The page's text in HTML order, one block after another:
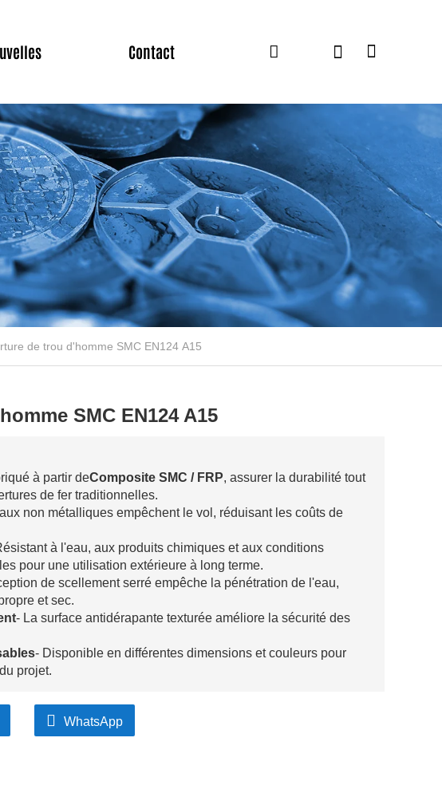
Contact
de trou d'homme SMC EN124 A15
SMC EN124 A15
à partir deComposite SMC / FRP, assurer la durabilité tout
de fer traditionnelles.
non métalliques empêchent le vol, réduisant les coûts de
à l'eau, aux produits chimiques et aux conditions
pour une utilisation extérieure à long terme.
de scellement serré empêche la pénétration de l'eau,
et sec.
- La surface antidérapante texturée améliore la sécurité des
- Disponible en différentes dimensions et couleurs pour
projet.
WhatsApp